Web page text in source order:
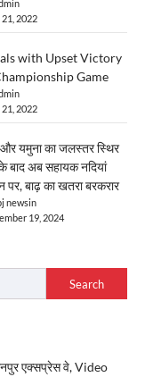
2022
with Upset Victory
Game
2022
और यमुना का जलस्तर स्थिर
बाद अब सहायक नदियां
पर, बाढ़ का खतरा बरकरार
newsin
19, 2024
Search
एक्सप्रेस वे, Video